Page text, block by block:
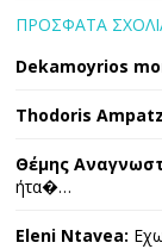
ΠΡΟΣΦΑΤΑ
Dekamoyrios
Thodoris
Θέμης
ήτα�…
Eleni Ntavea: